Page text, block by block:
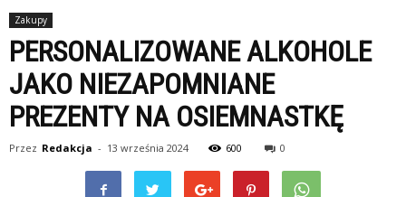
Zakupy
PERSONALIZOWANE ALKOHOLE
JAKO NIEZAPOMNIANE
PREZENTY NA OSIEMNASTKĘ
Przez Redakcja - 13 września 2024 600 0